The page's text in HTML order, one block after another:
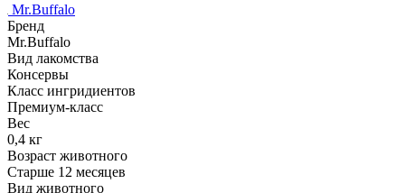
Mr.Buffalo
Бренд
Mr.Buffalo
Вид лакомства
Консервы
Класс ингридиентов
Премиум-класс
Вес
0,4 кг
Возраст животного
Старше 12 месяцев
Вид животного